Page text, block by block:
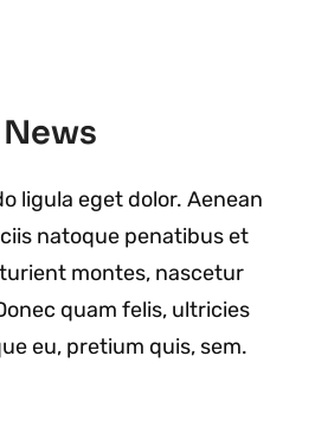
News
ligula eget dolor. Aenean
natoque penatibus et
montes, nascetur
quam felis, ultricies
eu, pretium quis, sem.